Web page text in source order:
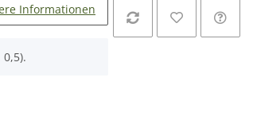
Informationen